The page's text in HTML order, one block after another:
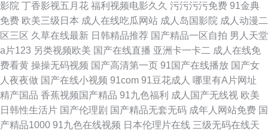
影院 丁香影视五月花 福利视频电影久久 污污污污免费 91金典
免费 欧美三级日本 成人在线吃瓜网站 成人岛国影院 成人动漫二
区三区 久草在线最新 日韩精品推荐 国产精品一区自拍 男人天堂
a片123 另类视频欧美 国产在线直播 亚洲卡一卡二 成人在线免
费看黄 操操无码视频 国产高清第一页 91国产在线播放 国产女
人夜夜做 国产在线小视频 91com 91豆花成人 哪里有A片网址
精产国品 香蕉视频国产精品 91九色福利 成人国产无线视 欧美
日韩性生活片 国产伦理剧 国产精品无套无码 成年人网站免费 国
产精品1000 91九色在线视频 日本伦理片在线 三级无码在线天